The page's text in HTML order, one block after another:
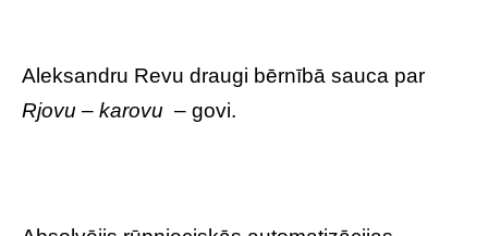
Aleksandru Revu draugi bērnībā sauca par
Rjovu – karovu – govi.